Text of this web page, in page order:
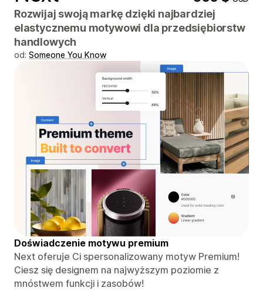
Rozwijaj swoją markę dzięki najbardziej
elastycznemu motywowi dla przedsiębiorstw
handlowych
od: Someone You Know
Doświadczenie motywu premium
Next oferuje Ci spersonalizowany motyw Premium!
Ciesz się designem na najwyższym poziomie z
mnóstwem funkcji i zasobów!